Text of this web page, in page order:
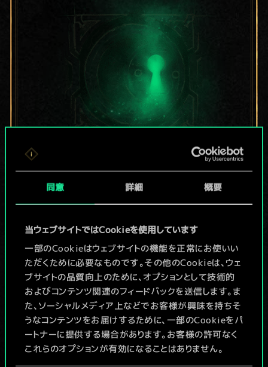
同意 詳細 概要
当ウェブサイトではCookieを使用しています
一部のCookieはウェブサイトの機能を正常にお使いい
ただくために必要なものです。その他のCookieは、ウェ
ブサイトの品質向上のために、オプションとして技術的
およびコンテンツ関連のフィードバックを送信します。ま
た、ソーシャルメディア上などでお客様が興味を持ちそ
うなコンテンツをお届けするために、一部のCookieをパ
ートナーに提供する場合があります。お客様の許可なく
これらのオプションが有効になることはありません。
現在はまだこれし
か共有デッキがあ
りませんが、
続々追加中！
デッキ名入力＆ガイドを作成
デッキを編集